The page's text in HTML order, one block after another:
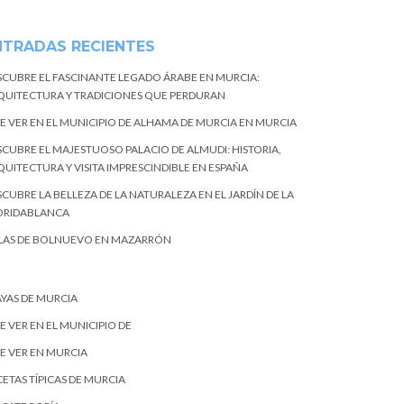
RECIENTES
EL FASCINANTE LEGADO ÁRABE EN MURCIA:
Y TRADICIONES QUE PERDURAN
VER EN EL MUNICIPIO DE ALHAMA DE MURCIA EN MURCIA
EL MAJESTUOSO PALACIO DE ALMUDI: HISTORIA,
Y VISITA IMPRESCINDIBLE EN ESPAÑA
LA BELLEZA DE LA NATURALEZA EN EL JARDÍN DE LA
DE BOLNUEVO EN MAZARRÓN
DE MURCIA
VER EN EL MUNICIPIO DE
VER EN MURCIA
TÍPICAS DE MURCIA